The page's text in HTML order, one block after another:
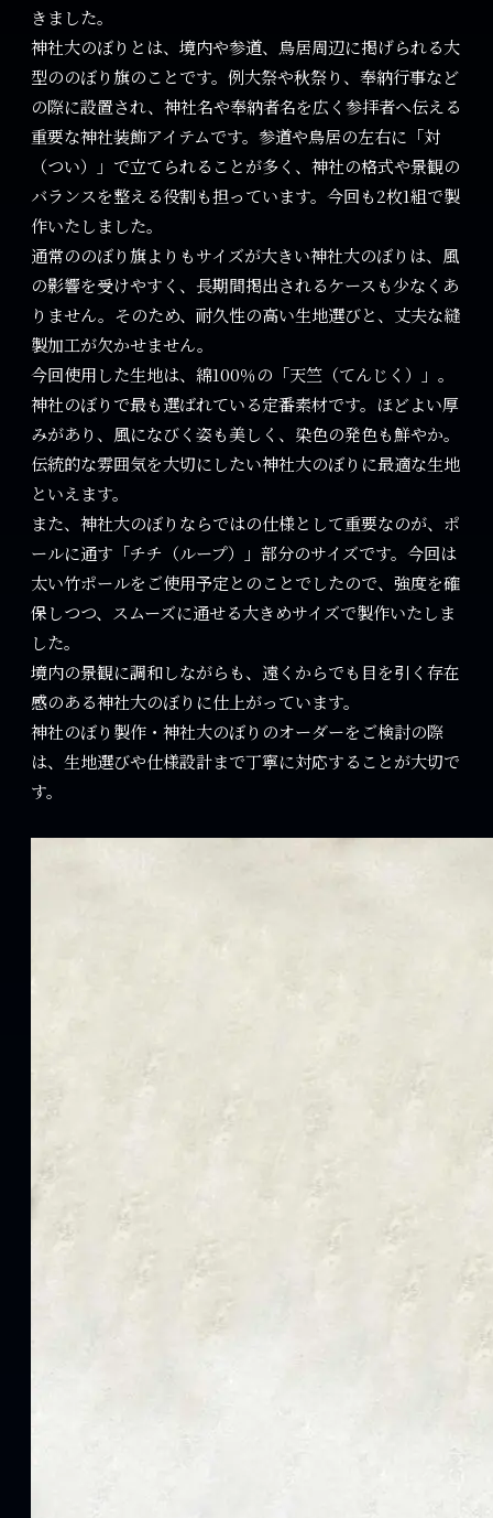
きました。
神社大のぼりとは、境内や参道、鳥居周辺に掲げられる大
型ののぼり旗のことです。例大祭や秋祭り、奉納行事など
の際に設置され、神社名や奉納者名を広く参拝者へ伝える
重要な神社装飾アイテムです。参道や鳥居の左右に「対
（つい）」で立てられることが多く、神社の格式や景観の
バランスを整える役割も担っています。今回も2枚1組で製
作いたしました。
通常ののぼり旗よりもサイズが大きい神社大のぼりは、風
の影響を受けやすく、長期間掲出されるケースも少なくあ
りません。そのため、耐久性の高い生地選びと、丈夫な縫
製加工が欠かせません。
今回使用した生地は、綿100％の「天竺（てんじく）」。
神社のぼりで最も選ばれている定番素材です。ほどよい厚
みがあり、風になびく姿も美しく、染色の発色も鮮やか。
伝統的な雰囲気を大切にしたい神社大のぼりに最適な生地
といえます。
また、神社大のぼりならではの仕様として重要なのが、ポ
ールに通す「チチ（ループ）」部分のサイズです。今回は
太い竹ポールをご使用予定とのことでしたので、強度を確
保しつつ、スムーズに通せる大きめサイズで製作いたしま
した。
境内の景観に調和しながらも、遠くからでも目を引く存在
感のある神社大のぼりに仕上がっています。
神社のぼり製作・神社大のぼりのオーダーをご検討の際
は、生地選びや仕様設計まで丁寧に対応することが大切で
す。